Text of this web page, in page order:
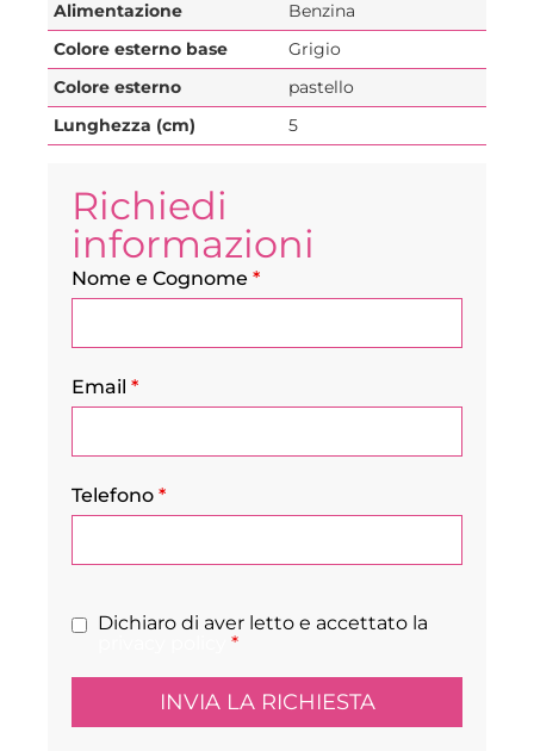
Richiedi
informazioni
Nome e Cognome *
Email *
Telefono *
Dichiaro di aver letto e accettato la
*
Alimentazione
Benzina
Colore esterno base
Grigio
Colore esterno
pastello
Lunghezza (cm)
5